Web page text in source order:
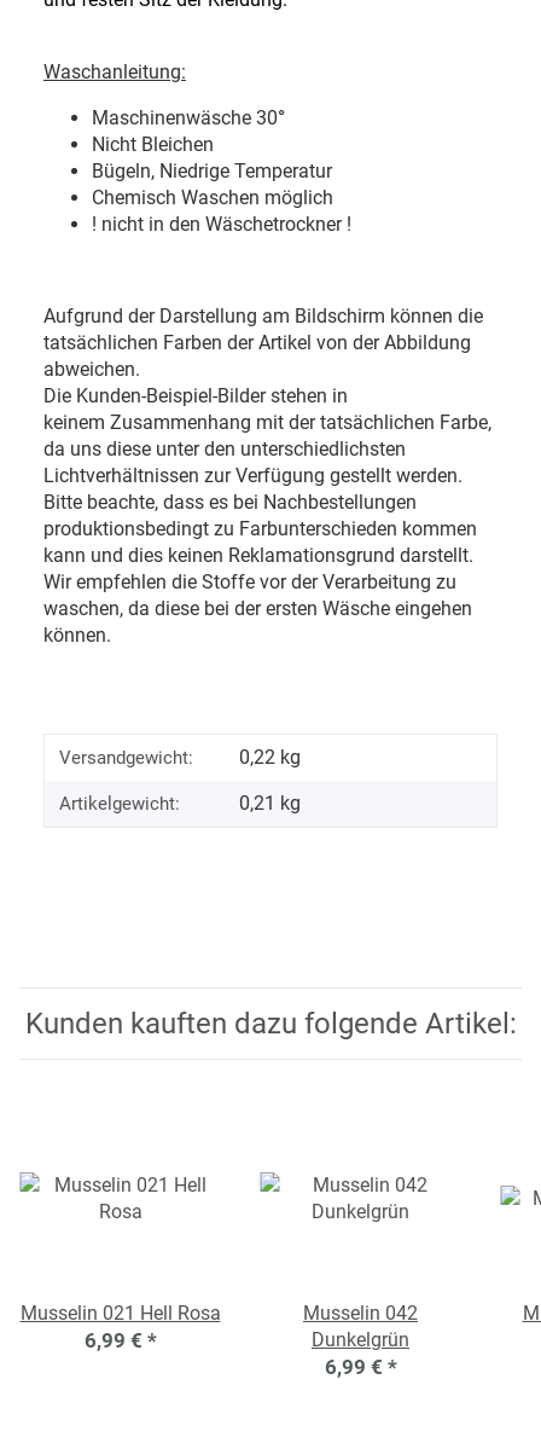
Waschanleitung:
Maschinenwäsche 30°
Nicht Bleichen
Bügeln, Niedrige Temperatur
Chemisch Waschen möglich
! nicht in den Wäschetrockner !
Aufgrund der Darstellung am Bildschirm können die
tatsächlichen Farben der Artikel von der Abbildung
abweichen.
Die Kunden-Beispiel-Bilder stehen in
keinem Zusammenhang mit der tatsächlichen Farbe,
da uns diese unter den unterschiedlichsten
Lichtverhältnissen zur Verfügung gestellt werden.
Bitte beachte, dass es bei Nachbestellungen
produktionsbedingt zu Farbunterschieden kommen
kann und dies keinen Reklamationsgrund darstellt.
Wir empfehlen die Stoffe vor der Verarbeitung zu
waschen, da diese bei der ersten Wäsche eingehen
können.
Versandgewicht: 0,22 kg
Artikelgewicht: 0,21 kg
Kunden kauften dazu folgende Artikel:
Musselin 021 Hell Rosa
6,99 € *
Musselin 042
Dunkelgrün
6,99 € *